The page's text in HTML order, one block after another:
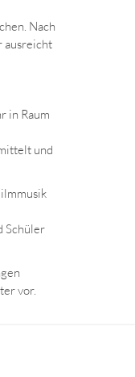
Nach
ausreicht
in Raum
und
Schüler
vor.